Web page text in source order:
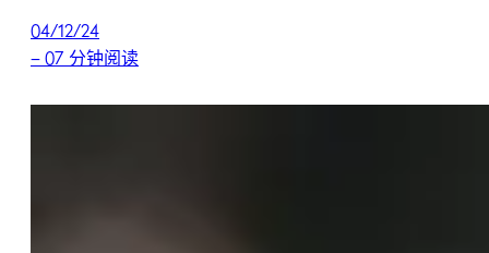
04/12/24
–07 分钟阅读